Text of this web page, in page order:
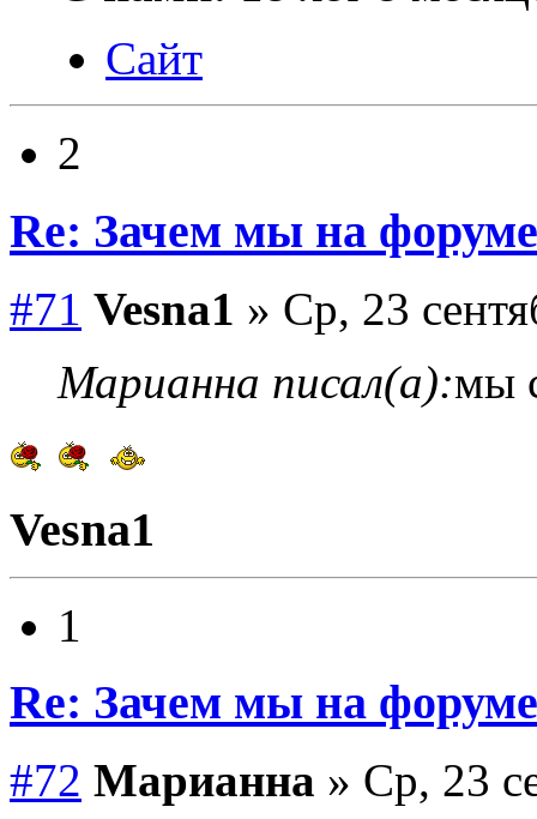
Сайт
2
Re: Зачем мы на
#71 Vesna1 » Ср, 23
Марианна писал(а):мы
Vesna1
1
Re: Зачем мы на
#72 Марианна » Ср, 23